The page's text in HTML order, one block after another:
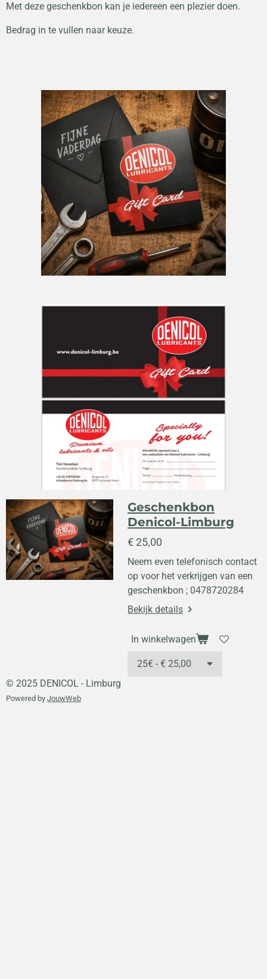
Met deze geschenkbon kan je iedereen een plezier doen.
Bedrag in te vullen naar keuze.
Geschenkbon
Denicol-Limburg
€ 25,00
Neem even telefonisch contact
op voor het verkrijgen van een
geschenkbon ; 0478720284
Bekijk details
In winkelwagen
© 2025 DENICOL - Limburg
Powered by JouwWeb